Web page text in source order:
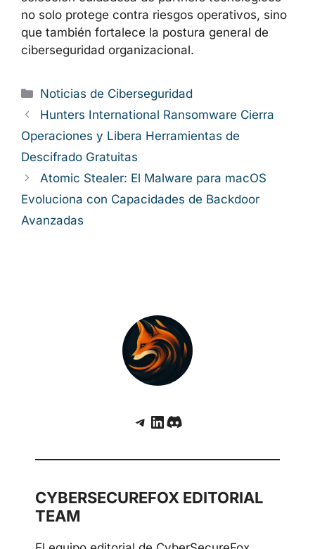
no solo protege contra riesgos operativos, sino
que también fortalece la postura general de
ciberseguridad organizacional.
Categorías
Noticias de Ciberseguridad
Hunters International Ransomware Cierra
Operaciones y Libera Herramientas de
Descifrado Gratuitas
Atomic Stealer: El Malware para macOS
Evoluciona con Capacidades de Backdoor
Avanzadas
Telegram
LinkedIn
Discord
CYBERSECUREFOX EDITORIAL
TEAM